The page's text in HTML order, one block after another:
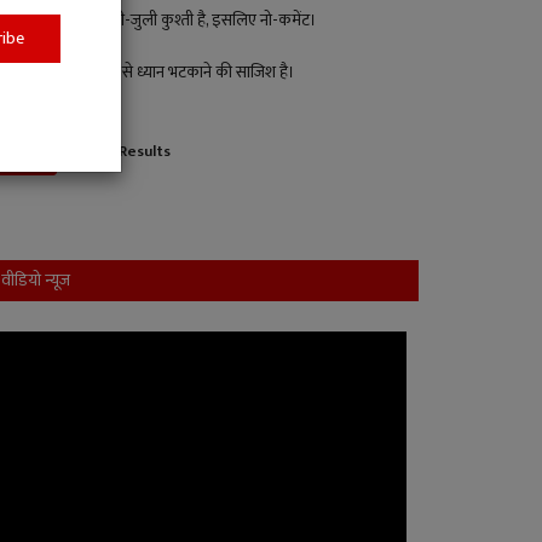
पक्ष-विपक्ष की मिली-जुली कुश्ती है, इसलिए नो-कमेंट।
यह जनहित के मुद्दों से ध्यान भटकाने की साजिश है।
View Results
वीडियो न्यूज